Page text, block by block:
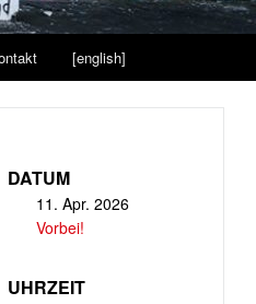
[english]
DATUM
11. Apr. 2026
Vorbei!
UHRZEIT